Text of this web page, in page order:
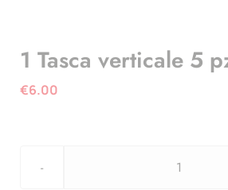
1 Tasca verticale 5
€6.00
1